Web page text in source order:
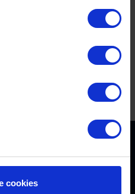
din bruk av
hvilke opplysninger vi
cookies